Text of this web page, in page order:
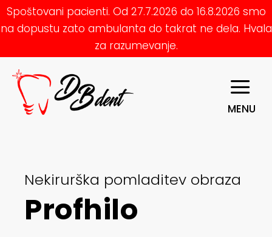
Spoštovani pacienti. Od 27.7.2026 do 16.8.2026 smo
na dopustu zato ambulanta do takrat ne dela. Hvala
za razumevanje.
MENU
Nekirurška pomladitev obraza
Profhilo